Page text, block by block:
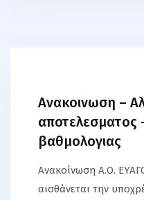
Ανακοινωση –
αποτελεσματος
βαθμολογιας
Ανακοίνωση Α.Ο.
αισθάνεται την